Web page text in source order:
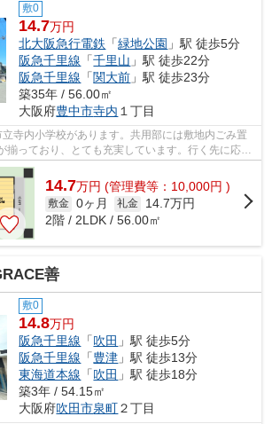
敷0
14.7万円
北大阪急行電鉄 「緑地公園 」駅 徒歩5分
阪急千里線 「千里山 」駅 徒歩22分
阪急千里線 「関大前 」駅 徒歩23分
築35年 / 56.00㎡
大阪府豊中市寺内 １丁目
寺内小学校があります。共用部には敷地内ごみ置
揃っており、とても充実しています。行く先に応じ
可能な物件で...
14.7万円 (管理費等：10,000円 )
敷金 0ヶ月 礼金
14.7万円
2階 / 2LDK / 56.00㎡
善
敷0
14.8万円
阪急千里線 「吹田 」駅 徒歩5分
阪急千里線 「豊津 」駅 徒歩13分
東海道本線 「吹田 」駅 徒歩18分
築3年 / 54.15㎡
大阪府吹田市泉町２丁目